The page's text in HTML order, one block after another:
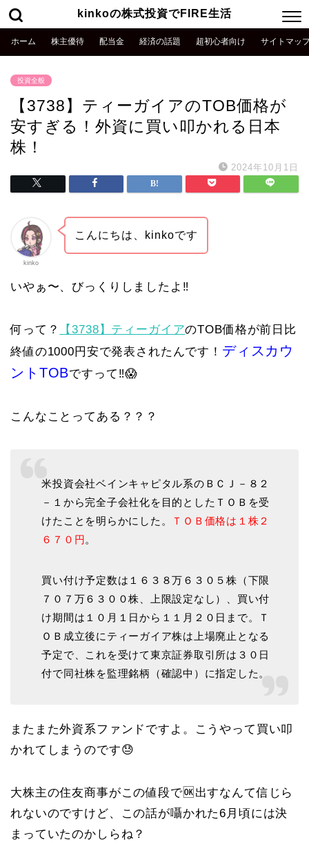
kinkoの株式投資でFIRE生活
ホーム 株主優待 配当金 経済の話題 超初心者向け サイトマッ
投資全般
【3738】ティーガイアのTOB価格が
安すぎる！外資に買い叩かれる日本
株！
2024年10月1日
kinko
こんにちは、kinkoです
いやぁ〜、びっくりしましたよ‼️
何って？ 【3738】ティーガイアのTOB価格が前日比
終値の1000円安で発表されたんです！ ディスカウ
ントTOBですって‼️😱
こんなことってある？？？
米投資会社ベインキャピタル系のＢＣＪ－８２
－１から完全子会社化を目的としたＴＯＢを受
けたことを明らかにした。
ＴＯＢ価格は１株２
６７０円。
買い付け予定数は１６３８万６３０５株（下限
７０７万６３００株、上限設定なし）、買い付
け期間は１０月１日から１１月２０日まで。Ｔ
ＯＢ成立後にティーガイア株は上場廃止となる
予定で、これを受けて東京証券取引所は３０日
付で同社株を監理銘柄（確認中）に指定した。
またまた外資系ファンドですよ。こうやって買い叩
かれてしまうのです😓
大株主の住友商事がこの値段で🆗出すなんて信じら
れないのですけど、この話が囁かれた6月頃には決
まっていたのかしらね？